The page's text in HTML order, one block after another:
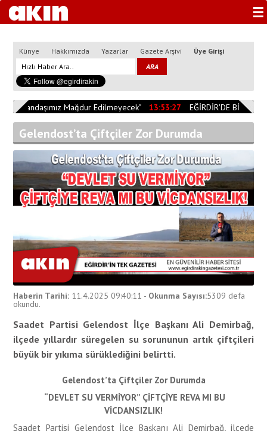
☰
Künye Hakkımızda Yazarlar Gazete Arşivi Üye Girişi
"Vatandaşımız Mağdur Edilmeyecek" 13:53:27 EĞİRDİR'DE
Gelendost’ta Çiftçiler Zor Durumda
Haberin Tarihi: 11.4.2025 09:40:11 - Okunma Sayısı:5309 defa
okundu.
Saadet Partisi Gelendost İlçe Başkanı Ali Demirbağ,
ilçede yıllardır süregelen su sorununun artık çiftçileri
büyük bir yıkıma sürüklediğini belirtti.
Gelendost’ta Çiftçiler Zor Durumda
“DEVLET SU VERMİYOR” ÇİFTÇİYE REVA MI BU
VİCDANSIZLIK!
Saadet Partisi Gelendost İlçe Başkanı Ali Demirbağ, ilçede